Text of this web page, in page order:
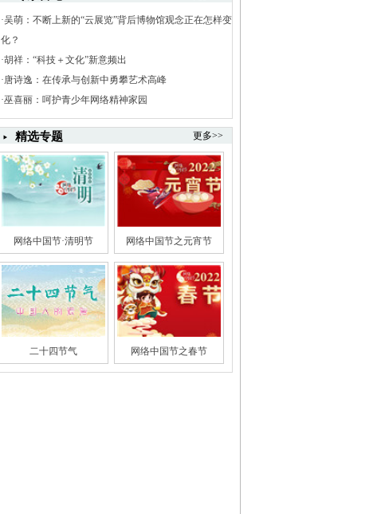
·吴萌：不断上新的“云展览”背后博物馆观念正在怎样变
化？
·胡祥：“科技＋文化”新意频出
·唐诗逸：在传承与创新中勇攀艺术高峰
·巫喜丽：呵护青少年网络精神家园
精选专题 更多>>
网络中国节·清明节 网络中国节之元宵节
二十四节气 网络中国节之春节